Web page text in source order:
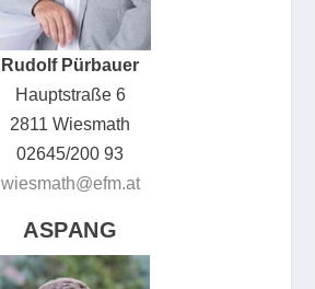
Rudolf Pürbauer
Hauptstraße 6
2811 Wiesmath
02645/200 93
wiesmath@efm.at
ASPANG